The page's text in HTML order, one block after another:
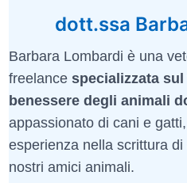
dott.ssa
Barbara Lombardi è una
freelance specializzata
benessere degli animali
appassionato di cani e
esperienza nella scrittura
nostri amici animali.